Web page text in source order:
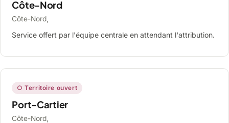
Côte-Nord
Côte-Nord,
Service offert par l'équipe centrale en attendant l'attribution.
○ Territoire ouvert
Port-Cartier
Côte-Nord,